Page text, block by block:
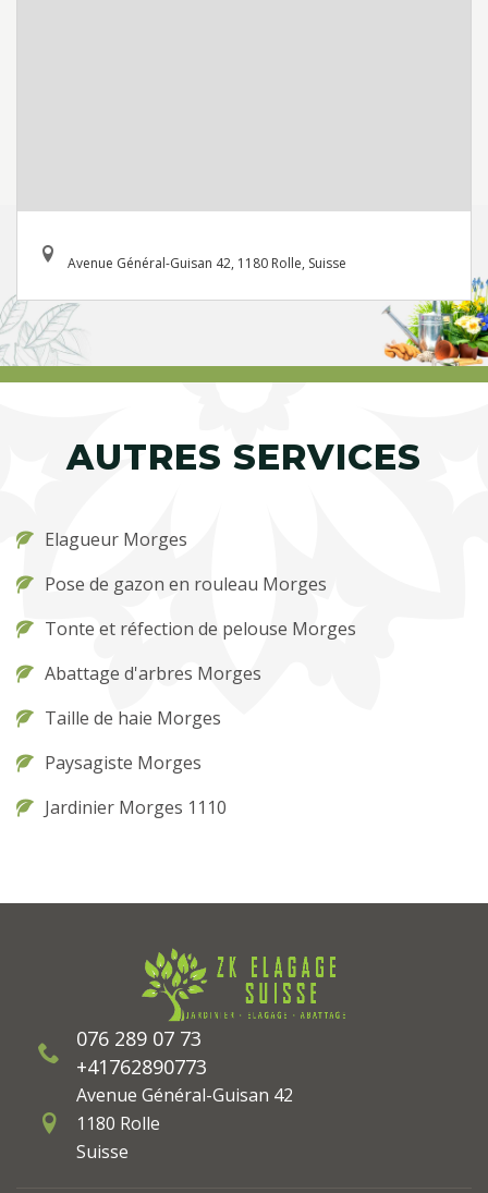
Avenue Général-Guisan 42, 1180 Rolle, Suisse
AUTRES SERVICES
Elagueur Morges
Pose de gazon en rouleau Morges
Tonte et réfection de pelouse Morges
Abattage d'arbres Morges
Taille de haie Morges
Paysagiste Morges
Jardinier Morges 1110
076 289 07 73
+41762890773
Avenue Général-Guisan 42
1180 Rolle
Suisse